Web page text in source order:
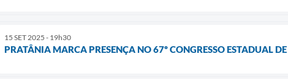
15 SET 2025 - 19h30
PRATÂNIA MARCA PRESENÇA NO 67º CONGRESSO ESTADUAL